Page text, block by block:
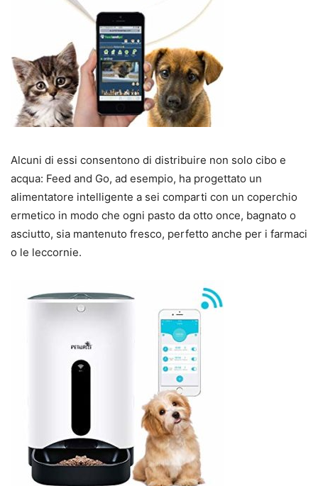
Alcuni di essi consentono di distribuire non solo cibo e
acqua: Feed and Go, ad esempio, ha progettato un
alimentatore intelligente a sei comparti con un coperchio
ermetico in modo che ogni pasto da otto once, bagnato o
asciutto, sia mantenuto fresco, perfetto anche per i farmaci
o le leccornie.